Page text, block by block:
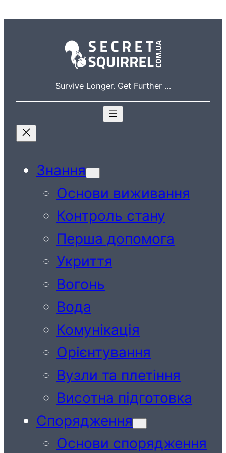
Survive Longer. Get Further …
Знання
Основи виживання
Контроль стану
Перша допомога
Укриття
Вогонь
Вода
Комунікація
Орієнтування
Вузли та плетіння
Висотна підготовка
Спорядження
Основи спорядження